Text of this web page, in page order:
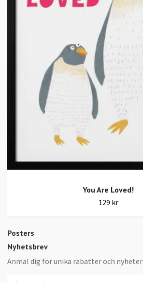
Posters
Nyhetsbrev
Anmäl dig för unika rabatter och nyheter
You Are Loved!
129 kr